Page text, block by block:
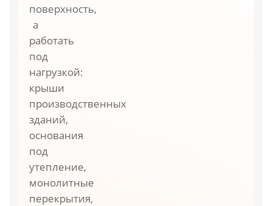
поверхность,
а
работать
под
нагрузкой:
крыши
производственных
зданий,
основания
под
утепление,
монолитные
перекрытия,